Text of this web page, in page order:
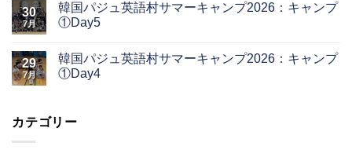
30
7月
韓国パジュ英語村サマーキャンプ2026：キャンプ
①Day5
29
7月
韓国パジュ英語村サマーキャンプ2026：キャンプ
①Day4
カテゴリー